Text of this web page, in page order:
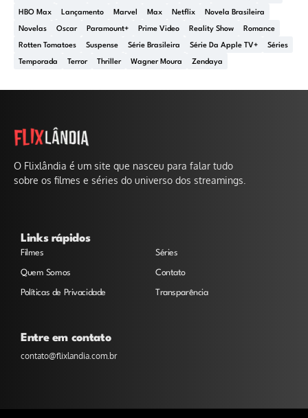
HBO Max Lançamento Marvel Max Netflix Novela Brasileira
Novelas Oscar Paramount+ Prime Video Reality Show Romance
Rotten Tomatoes Suspense Série Brasileira Série Da Apple TV+ Séries
Temporada Terror Thriller Wagner Moura Zendaya
O Flixlândia é um site que nasceu para falar tudo
sobre os filmes e séries do universo dos streamings.
Links rápidos
Filmes Séries
Quem Somos Contato
Políticas de Privacidade Transparência
Entre em contato
contato@flixlandia.com.br